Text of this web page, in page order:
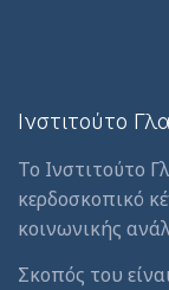
Ινστιτούτο
Το Ινστιτούτο
κερδοσκοπικό
κοινωνικής
Σκοπός του